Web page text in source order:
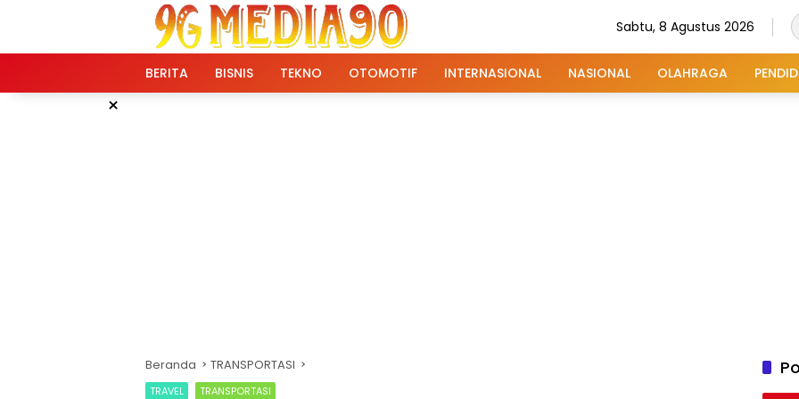
Sabtu, 8 Agustus 2026
BERITA BISNIS TEKNO OTOMOTIF INTERNASIONAL NASIONAL OLAHRAGA
×
Beranda TRANSPORTASI
TRAVEL TRANSPORTASI